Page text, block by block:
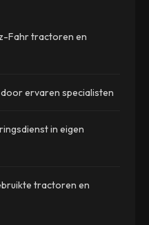
Fahr tractoren en
ervaren specialisten
in eigen
tractoren en